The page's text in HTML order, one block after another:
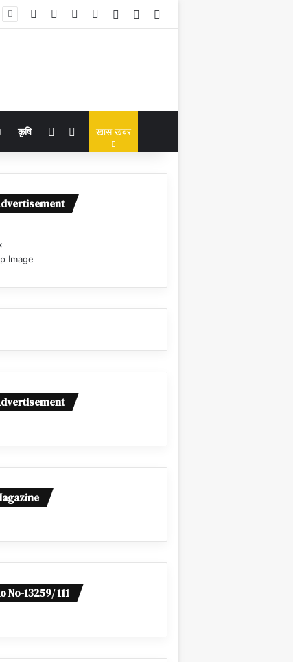
Facebook YouTubeInstagram
Log InRandom Article
कृषि Random Article
Search for
खास खबर
No-13259/ 111